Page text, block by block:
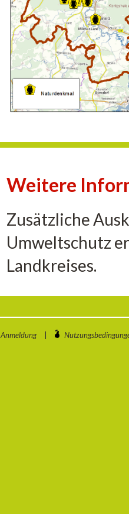
Weitere
Zusätzliche
Umweltschutz
Landkreises.
Anmeldung